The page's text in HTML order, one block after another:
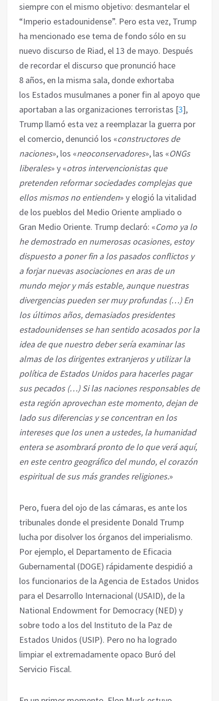
siempre con el mismo objetivo: desmantelar el
“Imperio estadounidense”. Pero esta vez, Trump
ha mencionado ese tema de fondo sólo en su
nuevo discurso de Riad, el 13 de mayo. Después
de recordar el discurso que pronunció hace
8 años, en la misma sala, donde exhortaba
los Estados musulmanes a poner fin al apoyo que
aportaban a las organizaciones terroristas [3],
Trump llamó esta vez a reemplazar la guerra por
el comercio, denunció los «constructores de
naciones», los «neoconservadores», las «ONGs
liberales» y «otros intervencionistas que
pretenden reformar sociedades complejas que
ellos mismos no entienden» y elogió la vitalidad
de los pueblos del Medio Oriente ampliado o
Gran Medio Oriente. Trump declaró: «Como ya lo
he demostrado en numerosas ocasiones, estoy
dispuesto a poner fin a los pasados conflictos y
a forjar nuevas asociaciones en aras de un
mundo mejor y más estable, aunque nuestras
divergencias pueden ser muy profundas (…) En
los últimos años, demasiados presidentes
estadounidenses se han sentido acosados por la
idea de que nuestro deber sería examinar las
almas de los dirigentes extranjeros y utilizar la
política de Estados Unidos para hacerles pagar
sus pecados (…) Si las naciones responsables de
esta región aprovechan este momento, dejan de
lado sus diferencias y se concentran en los
intereses que los unen a ustedes, la humanidad
entera se asombrará pronto de lo que verá aquí,
en este centro geográfico del mundo, el corazón
espiritual de sus más grandes religiones.»
Pero, fuera del ojo de las cámaras, es ante los
tribunales donde el presidente Donald Trump
lucha por disolver los órganos del imperialismo.
Por ejemplo, el Departamento de Eficacia
Gubernamental (DOGE) rápidamente despidió a
los funcionarios de la Agencia de Estados Unidos
para el Desarrollo Internacional (USAID), de la
National Endowment for Democracy (NED) y
sobre todo a los del Instituto de la Paz de
Estados Unidos (USIP). Pero no ha logrado
limpiar el extremadamente opaco Buró del
Servicio Fiscal.